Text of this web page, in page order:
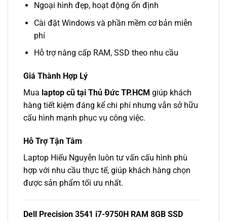
Ngoại hình đẹp, hoạt động ổn định
Cài đặt Windows và phần mềm cơ bản miễn
phí
Hỗ trợ nâng cấp RAM, SSD theo nhu cầu
Giá Thành Hợp Lý
Mua laptop cũ tại Thủ Đức TP.HCM giúp khách
hàng tiết kiệm đáng kể chi phí nhưng vẫn sở hữu
cấu hình mạnh phục vụ công việc.
Hỗ Trợ Tận Tâm
Laptop Hiếu Nguyễn luôn tư vấn cấu hình phù
hợp với nhu cầu thực tế, giúp khách hàng chọn
được sản phẩm tối ưu nhất.
Dell Precision 3541 i7-9750H RAM 8GB SSD